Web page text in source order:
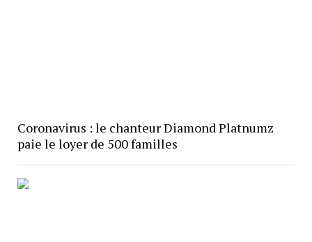
Coronavirus : le chanteur Diamond Platnumz
paie le loyer de 500 familles